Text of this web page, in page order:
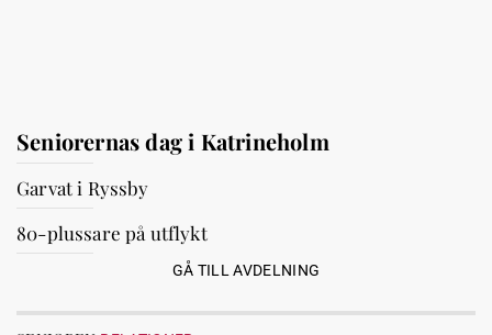
Seniorernas dag i Katrineholm
Garvat i Ryssby
80-plussare på utflykt
GÅ TILL AVDELNING